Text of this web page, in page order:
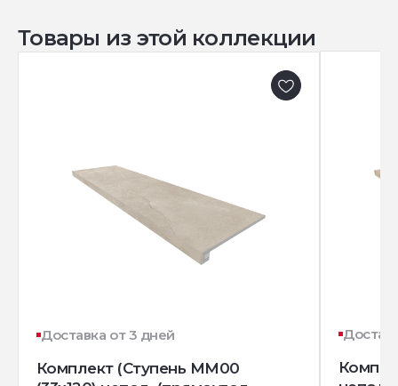
Товары из этой коллекции
Доставка от 3 дней
Комплект (Ступень MM00